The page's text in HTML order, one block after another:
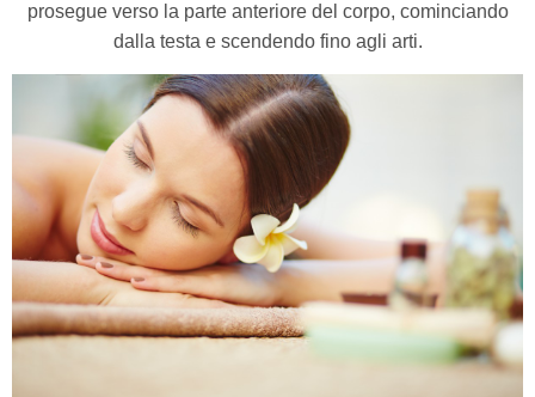
prosegue verso la parte anteriore del corpo, cominciando
dalla testa e scendendo fino agli arti.